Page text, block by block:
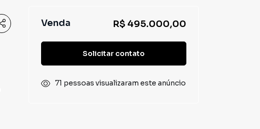
Venda R$ 495.000,00
Solicitar contato
71 pessoas visualizaram este anúncio